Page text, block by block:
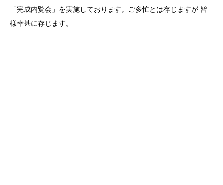
「完成内覧会」を実施しております。ご多忙とは存じますが 皆
様幸甚に存じます。